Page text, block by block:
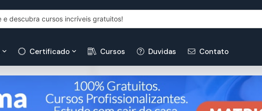
Certificado Cursos Duvidas Contato